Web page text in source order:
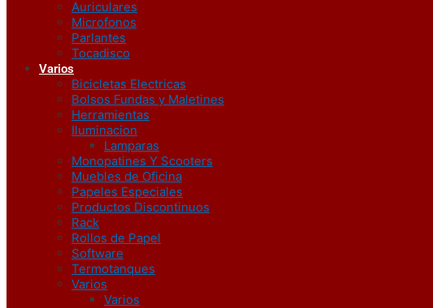
Auriculares
Microfonos
Parlantes
Tocadisco
Varios
Bicicletas Electricas
Bolsos Fundas y Maletines
Herramientas
Iluminacion
Lamparas
Monopatines Y Scooters
Muebles de Oficina
Papeles Especiales
Productos Discontinuos
Rack
Rollos de Papel
Software
Termotanques
Varios
Varios